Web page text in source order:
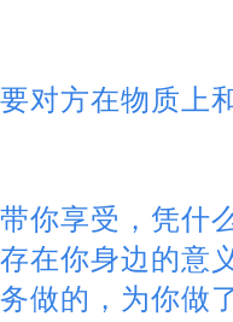
要对方在物质上
你享受，凭什
在你身边的意
做的，为你做